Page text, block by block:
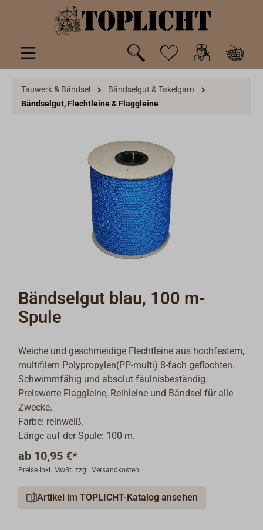
springen
Tauwerk & Bändsel
Bändselgut & Takelgarn
Bändselgut, Flechtleine & Flaggleine
Bändselgut blau, 100 m-
Spule
Weiche und geschmeidige Flechtleine aus hochfestem,
multifilem Polypropylen(PP-multi) 8-fach geflochten.
Schwimmfähig und absolut fäulnisbeständig.
Preiswerte Flaggleine, Reihleine und Bändsel für alle
Zwecke.
Farbe: reinweiß.
Länge auf der Spule: 100 m.
ab 10,95 €*
Preise inkl. MwSt. zzgl. Versandkosten
Artikel im TOPLICHT-Katalog ansehen